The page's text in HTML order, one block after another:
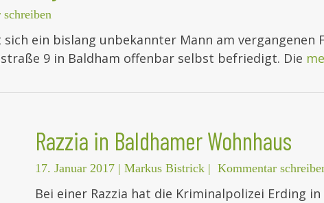
ein bislang unbekannter Mann am vergangenen
9 in Baldham offenbar selbst befriedigt. Die
Razzia in Baldhamer Wohnhaus
17. Januar 2017 | Markus Bistrick | Kommentar
Bei einer Razzia hat die Kriminalpolizei Erding